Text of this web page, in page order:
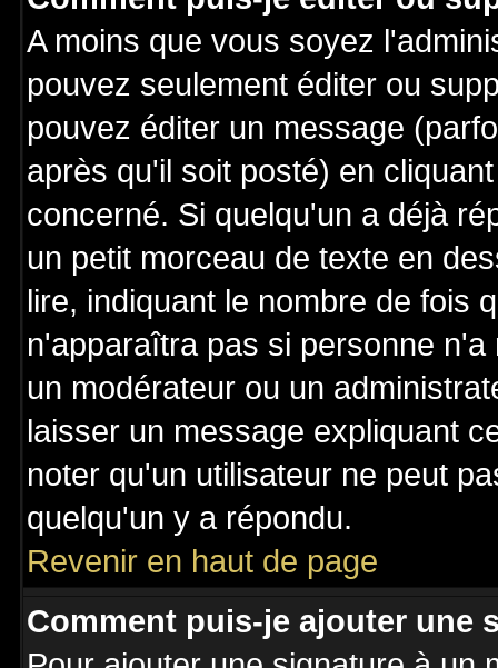
A moins que vous soyez
pouvez seulement éditer ou
pouvez éditer un message
après qu'il soit posté) en
concerné. Si quelqu'un a déjà
un petit morceau de texte en
lire, indiquant le nombre de fois
n'apparaîtra pas si personne
un modérateur ou un
laisser un message expliquant
noter qu'un utilisateur ne peut
quelqu'un y a répondu.
Revenir en haut de page
Comment puis-je ajouter une